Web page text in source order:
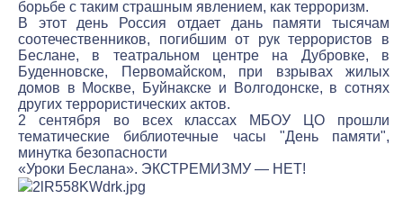
борьбе с таким страшным явлением, как терроризм.
В этот день Россия отдает дань памяти тысячам
соотечественников, погибшим от рук террористов в
Беслане, в театральном центре на Дубровке, в
Буденновске, Первомайском, при взрывах жилых
домов в Москве, Буйнакске и Волгодонске, в сотнях
других террористических актов.
2 сентября во всех классах МБОУ ЦО прошли
тематические библиотечные часы "День памяти",
минутка безопасности
«Уроки Беслана». ЭКСТРЕМИЗМУ — НЕТ!